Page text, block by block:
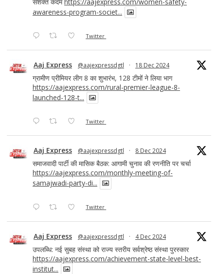
awareness-program-societ...
Twitter
Aaj Express @aajexpressdgtl · 18 Dec 2024
ग्रामीण प्रीमियर लीग 8 का शुभारंभ, 128 टीमों ने लिया भाग
https://aajexpress.com/rural-premier-league-8-
launched-128-t...
Twitter
Aaj Express @aajexpressdgtl · 8 Dec 2024
समाजवादी पार्टी की मासिक बैठक: आगामी चुनाव की रणनीति पर चर्चा
https://aajexpress.com/monthly-meeting-of-
samajwadi-party-di...
Twitter
Aaj Express @aajexpressdgtl · 4 Dec 2024
उपलब्धि: नई सुबह संस्था को राज्य स्तरीय सर्वश्रेष्ठ संस्था पुरस्कार
https://aajexpress.com/achievement-state-level-best-
institut...